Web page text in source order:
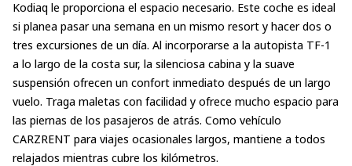
Kodiaq le proporciona el espacio necesario. Este coche es ideal
si planea pasar una semana en un mismo resort y hacer dos o
tres excursiones de un día. Al incorporarse a la autopista TF-1
a lo largo de la costa sur, la silenciosa cabina y la suave
suspensión ofrecen un confort inmediato después de un largo
vuelo. Traga maletas con facilidad y ofrece mucho espacio para
las piernas de los pasajeros de atrás. Como vehículo
CARZRENT para viajes ocasionales largos, mantiene a todos
relajados mientras cubre los kilómetros.